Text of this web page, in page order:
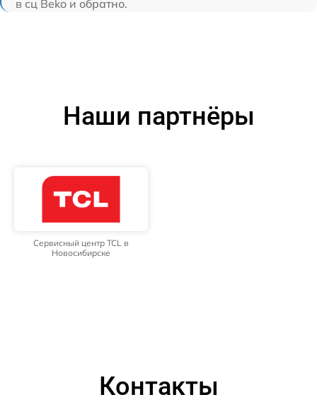
в сц Beko и обратно.
Наши партнёры
Сервисный центр TCL в
Новосибирске
Контакты